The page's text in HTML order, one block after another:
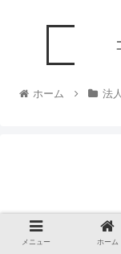
ホーム 法人
メニュー ホーム